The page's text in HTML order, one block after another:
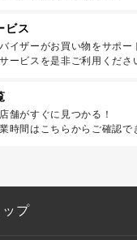
ビス
イザーがお買い物をサポー
ービスを是非ご利用くださ
舗がすぐに見つかる！
時間はこちらからご確認で
プ